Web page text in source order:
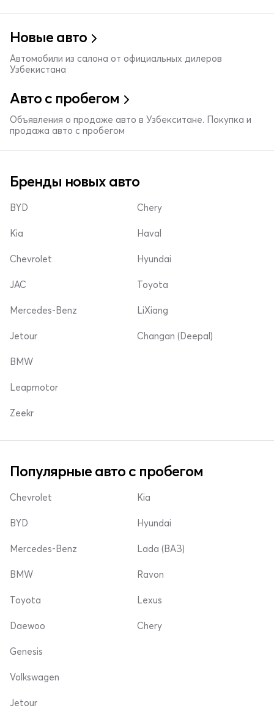
Новые авто
Автомобили из салона от официальных дилеров
Узбекистана
Авто с пробегом
Объявления о продаже авто в Узбекситане. Покупка и
продажа авто с пробегом
Бренды новых авто
BYD
Kia
Chevrolet
Chery
Haval
Hyundai
JAC
Mercedes-Benz
Jetour
Toyota
LiXiang
Changan (Deepal)
BMW
Leapmotor
Zeekr
Популярные авто с пробегом
Chevrolet
BYD
Mercedes-Benz
Kia
Hyundai
Lada (ВАЗ)
BMW
Toyota
Daewoo
Ravon
Lexus
Chery
Genesis
Volkswagen
Jetour